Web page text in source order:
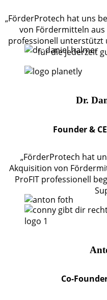
„FörderProtech hat uns
von Fördermitteln aus
professionell unterstützt
für die jederzeit
Dr.
Founder &
„FörderProtech hat
Akquisition von
ProFIT professionell
Co-